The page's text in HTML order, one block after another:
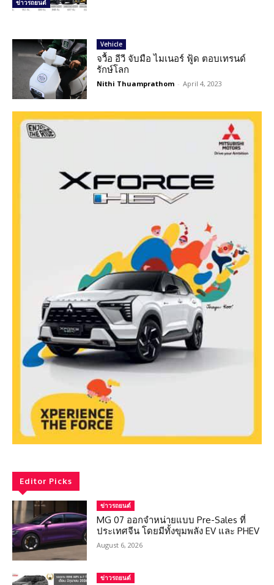
ข่าวรถยนต์
Vehicle
จวื้อ อีวี จับมือ ไมเนอร์ ฟู้ด ตอบเทรนด์
รักษ์โลก
Nithi Thuamprathom - April 4, 2023
Editor Picks
ข่าวรถยนต์
MG 07 ออกจำหน่ายแบบ Pre-Sales ที่
ประเทศจีน โดยมีทั้งขุมพลัง EV และ PHEV
August 6, 2026
ข่าวรถยนต์